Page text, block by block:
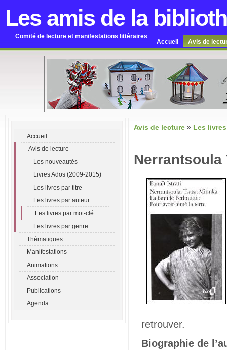
Les amis de la
Comité de lecture et manifestations littéraires
Accueil Avis de
Accueil
Avis de lecture
Les nouveautés
Livres Ados (2009-2015)
Les livres par titre
Les livres par auteur
Les livres par mot-clé
Les livres par genre
Thématiques
Manifestations
Animations
Association
Publications
Agenda
Avis de lecture » Les
retrouver.
Biographie de